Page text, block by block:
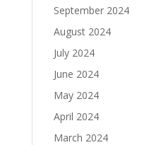
September 2024
August 2024
July 2024
June 2024
May 2024
April 2024
March 2024